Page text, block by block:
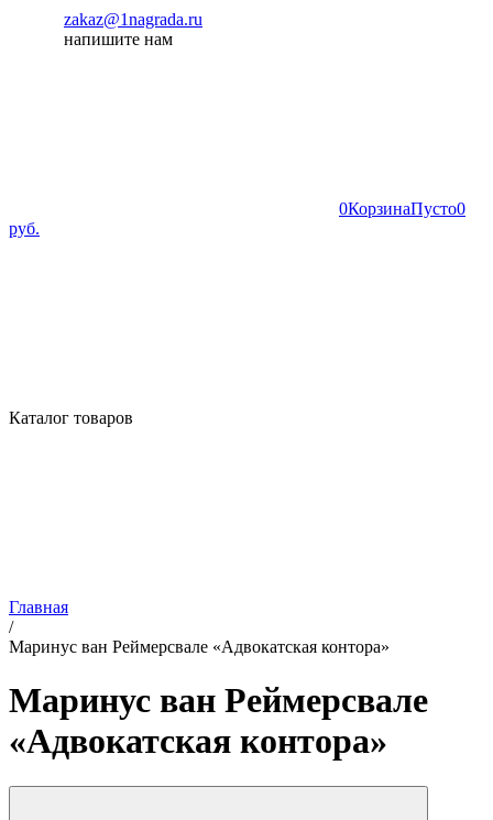
zakaz@1nagrada.ru
напишите нам
0КорзинаПусто0
руб.
Каталог товаров
Главная
/
Маринус ван Реймерсвале «Адвокатская контора»
Маринус ван Реймерсвале
«Адвокатская контора»